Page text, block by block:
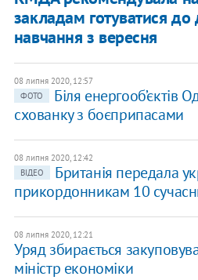
закладам готуватися до
навчання з вересня
08 липня 2020, 12:57
ФОТО
Біля енергооб’єктів
схованку з боєприпасами
08 липня 2020, 12:42
ВІДЕО
Б​ританія передала
прикордонникам 10
08 липня 2020, 12:21
​Уряд збирається
міністр економіки